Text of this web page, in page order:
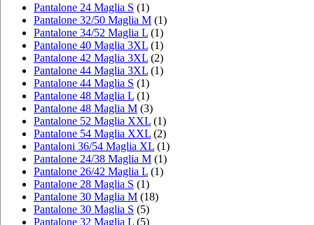
Pantalone 24 Maglia S (1)
Pantalone 32/50 Maglia M (1)
Pantalone 34/52 Maglia L (1)
Pantalone 40 Maglia 3XL (1)
Pantalone 42 Maglia 3XL (2)
Pantalone 44 Maglia 3XL (1)
Pantalone 44 Maglia S (1)
Pantalone 48 Maglia L (1)
Pantalone 48 Maglia M (3)
Pantalone 52 Maglia XXL (1)
Pantalone 54 Maglia XXL (2)
Pantaloni 36/54 Maglia XL (1)
Pantalone 24/38 Maglia M (1)
Pantalone 26/42 Maglia L (1)
Pantalone 28 Maglia S (1)
Pantalone 30 Maglia M (18)
Pantalone 30 Maglia S (5)
Pantalone 32 Maglia L (5)